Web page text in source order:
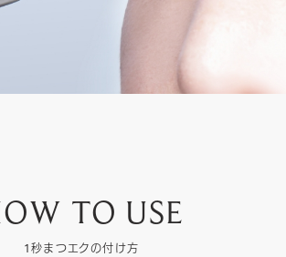
TO USE
1秒まつエクの付け方